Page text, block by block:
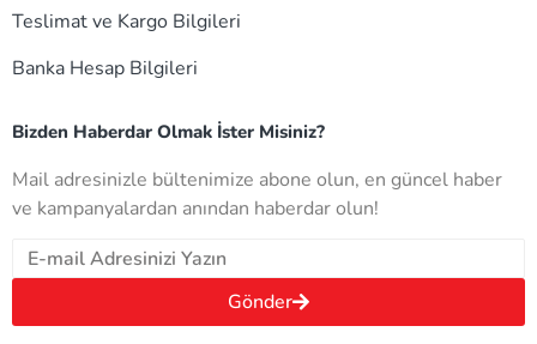
Teslimat ve Kargo Bilgileri
Banka Hesap Bilgileri
Bizden Haberdar Olmak İster Misiniz?
Mail adresinizle bültenimize abone olun, en güncel haber
ve kampanyalardan anından haberdar olun!
Gönder